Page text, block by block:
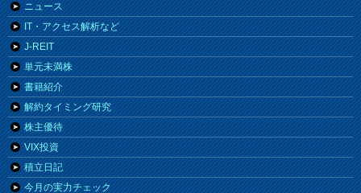
ニュース
IT・アクセス解析など
J-REIT
単元未満株
書籍紹介
解約タイミング研究
株主優待
VIX投資
積立日記
今月の実力チェック